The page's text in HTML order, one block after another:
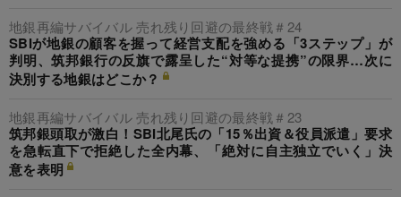
地銀再編サバイバル 売れ残り回避の最終戦＃24
SBIが地銀の顧客を握って経営支配を強める「3ステップ」が
判明、筑邦銀行の反旗で露呈した“対等な提携”の限界…次に
決別する地銀はどこか？
地銀再編サバイバル 売れ残り回避の最終戦＃23
筑邦銀頭取が激白！SBI北尾氏の「15％出資＆役員派遣」要求
を急転直下で拒絶した全内幕、「絶対に自主独立でいく」決
意を表明